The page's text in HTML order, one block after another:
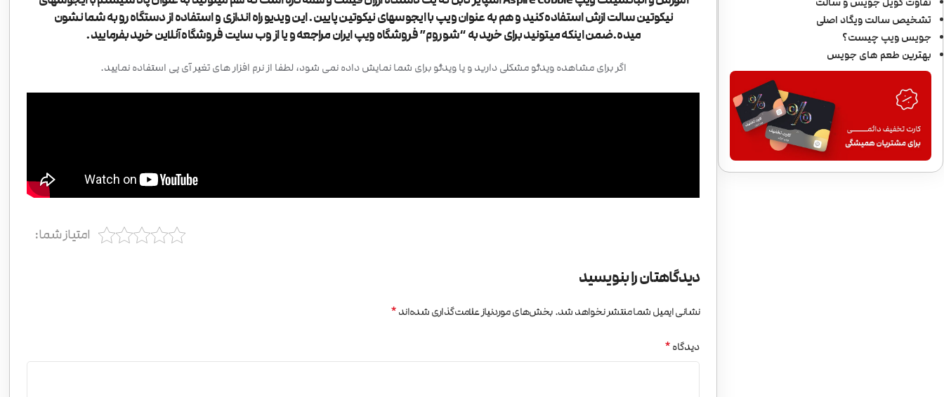
تشخیص سالت ویگاد اصلی
جویس ویپ چیست؟
بهترین طعم های جویس
نیکوتین سالت ازش استفاده کنید و هم به عنوان ویپ با ایجوسهای نیکوتین پایین. این ویدیو راه اندازی و استفاده از دستگاه رو به شما نشون
میده.ضمن اینکه میتونید برای خرید به “شو روم” فروشگاه ویپ ایران مراجعه و یا از وب سایت فروشگاه آنلاین خرید بفرمایید.
اگر برای مشاهده ویدئو مشکلی دارید و یا ویدئو برای شما نمایش داده نمی شود، لطفا از نرم افزار های تغیر آی پی استفاده نمایید.
امتیاز شما:
دیدگاهتان را بنویسید
نشانی ایمیل شما منتشر نخواهد شد. بخش‌های موردنیاز علامت‌گذاری شده‌اند*
دیدگاه*